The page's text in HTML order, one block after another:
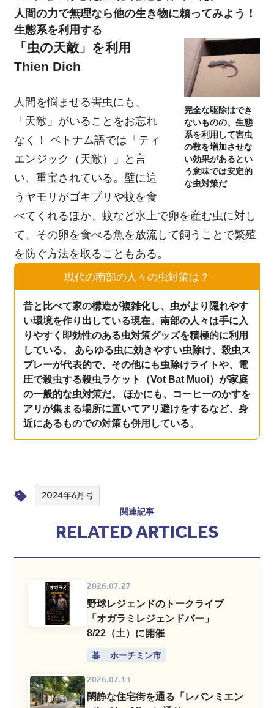
人間の力で無理なら他の生き物に頼ってみよう！
生態系を利用する
完全な駆除はでき
ないものの、生態
系を利用して害虫
の数を増加させな
い効果があるとい
う意味では安定的
な虫対策だ
「虫の天敵」を利用
Thien Dich
人間を悩ませる害虫にも、
「天敵」がいることをお忘れ
なく！ ベトナム語では「ティ
エンジック（天敵）」と言
い、重宝されている。壁に這
うヤモリがゴキブリや蚊を食
べてくれるほか、蚊など水上で卵を産む虫に対し
て、その卵を食べる魚を放流して飼うことで繁殖
を防ぐ方法を取ることもある。
現代の南部の人々の虫対策は？
昔と比べて家の構造が複雑化し、虫がより隠れやす
い環境を作り出している現在。南部の人々は手に入
りやすく即効性のある虫対策グッズを積極的に利用
している。 あらゆる虫に効きやすい虫除け、殺虫ス
プレーが代表的で、その他にも虫除けライトや、電
圧で殺虫する殺虫ラケット（Vot Bat Muoi）が家庭
の一般的な虫対策だ。 ほかにも、コーヒーのかすを
アリが集まる場所に置いてアリ避けをするなど、身
近にあるものでの対策も併用している。
2024年6月号
関連記事
RELATED ARTICLES
2026.07.27
野球レジェンドのトークライブ
「オガラミレジェンドバー」
8/22（土）に開催
暮 ホーチミン市
2026.07.13
閑静な住宅街を通る「レバンミエン